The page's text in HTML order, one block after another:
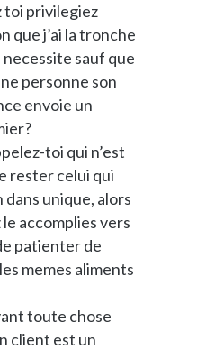
toi privilegiez
que j’ai la tronche
sauf que
personne son
envoie un
toi qui n’est
rester celui qui
unique, alors
le accomplies vers
patienter de
memes aliments
toute chose
client est un